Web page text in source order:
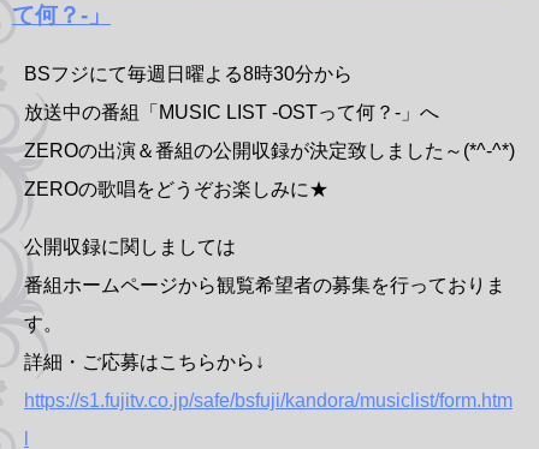
て何？-」
BSフジにて毎週日曜よる8時30分から
放送中の番組「MUSIC LIST -OSTって何？-」へ
ZEROの出演＆番組の公開収録が決定致しました～(*^-^*)
ZEROの歌唱をどうぞお楽しみに★
公開収録に関しましては
番組ホームページから観覧希望者の募集を行っておりま
す。
詳細・ご応募はこちらから↓
https://s1.fujitv.co.jp/safe/bsfuji/kandora/musiclist/form.htm